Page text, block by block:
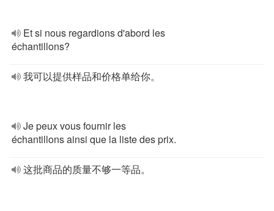
Et si nous regardions d'abord les
échantillons?
我可以提供样品和价格单给你。
Je peux vous fournir les
échantillons ainsi que la liste des prix.
这批商品的质量不够一等品。